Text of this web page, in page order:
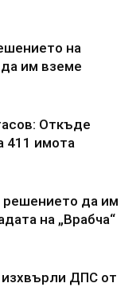
на
им вземе
Откъде
411 имота
да им
на „Врабча“
ДПС от